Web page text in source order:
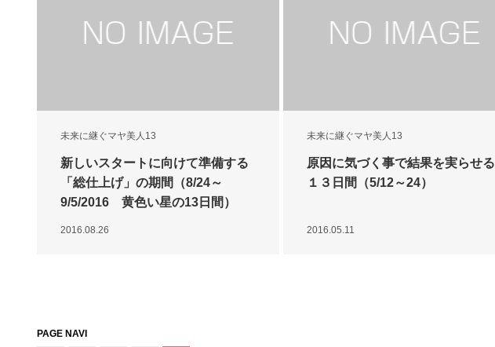
未来に継ぐマヤ美人13
新しいスタートに向けて準備する
「総仕上げ」の期間（8/24～
9/5/2016 黄色い星の13日間）
2016.08.26
未来に継ぐマヤ美人13
原因に気づく事で結果を実らせる
１３日間（5/12～24）
2016.05.11
PAGE NAVI